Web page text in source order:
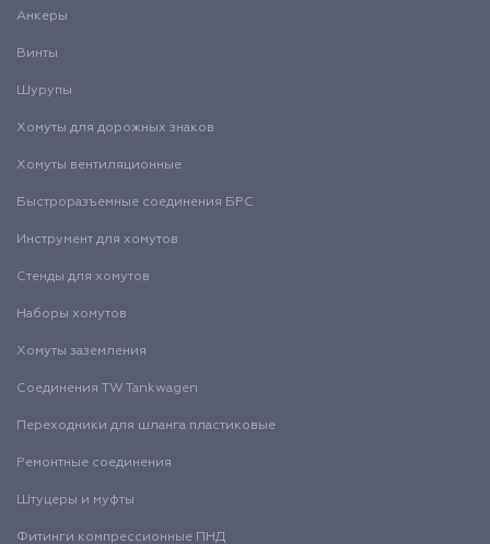
Анкеры
Винты
Шурупы
Хомуты для дорожных знаков
Хомуты вентиляционные
Быстроразъемные соединения БРС
Инструмент для хомутов
Стенды для хомутов
Наборы хомутов
Хомуты заземления
Соединения TW Tankwagen
Переходники для шланга пластиковые
Ремонтные соединения
Штуцеры и муфты
Фитинги компрессионные ПНД